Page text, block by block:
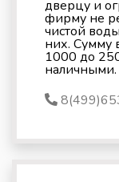
дверцу и
фирму не
чистой
них. Сумму
1000 до